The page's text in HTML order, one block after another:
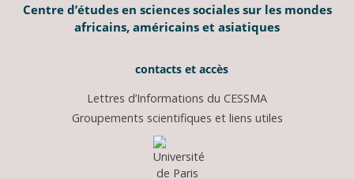
Centre d’études en sciences sociales sur les mondes
africains, américains et asiatiques
contacts et accès
Lettres d’Informations du CESSMA
Groupements scientifiques et liens utiles